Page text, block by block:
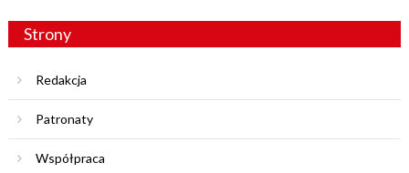
Strony
Redakcja
Patronaty
Współpraca